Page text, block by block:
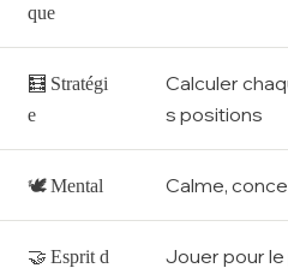
que
🧮 Stratégi
e
Calculer
s positions
🕊Mental Calme,
🤝 Esprit d
Jouer pour le